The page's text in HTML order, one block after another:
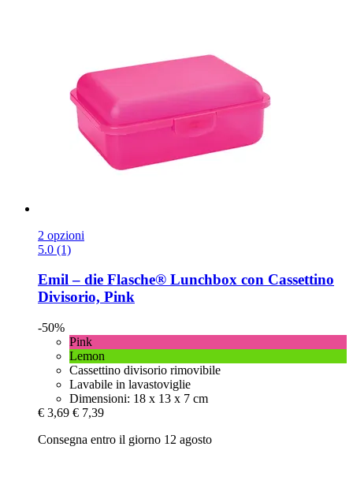
2 opzioni
5.0 (1)
Emil – die Flasche® Lunchbox con Cassettino
Divisorio, Pink
-50%
Pink
Lemon
Cassettino divisorio rimovibile
Lavabile in lavastoviglie
Dimensioni: 18 x 13 x 7 cm
€ 3,69 € 7,39
Consegna entro il giorno 12 agosto